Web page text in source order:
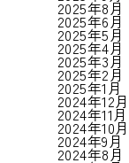
2025年8月
2025年6月
2025年5月
2025年4月
2025年3月
2025年2月
2025年1月
2024年12月
2024年11月
2024年10月
2024年9月
2024年8月